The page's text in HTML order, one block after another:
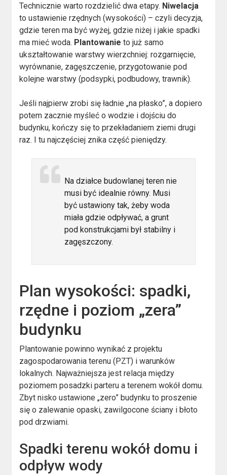
Technicznie warto rozdzielić dwa etapy. Niwelacja
to ustawienie rzędnych (wysokości) – czyli decyzja,
gdzie teren ma być wyżej, gdzie niżej i jakie spadki
ma mieć woda. Plantowanie to już samo
ukształtowanie warstwy wierzchniej: rozgarnięcie,
wyrównanie, zagęszczenie, przygotowanie pod
kolejne warstwy (podsypki, podbudowy, trawnik).
Jeśli najpierw zrobi się ładnie „na płasko”, a dopiero
potem zacznie myśleć o wodzie i dojściu do
budynku, kończy się to przekładaniem ziemi drugi
raz. I tu najczęściej znika część pieniędzy.
Na działce budowlanej teren nie
musi być idealnie równy. Musi
być ustawiony tak, żeby woda
miała gdzie odpływać, a grunt
pod konstrukcjami był stabilny i
zagęszczony.
Plan wysokości: spadki,
rzędne i poziom „zera”
budynku
Plantowanie powinno wynikać z projektu
zagospodarowania terenu (PZT) i warunków
lokalnych. Najważniejsza jest relacja między
poziomem posadzki parteru a terenem wokół domu.
Zbyt nisko ustawione „zero” budynku to proszenie
się o zalewanie opaski, zawilgocone ściany i błoto
pod drzwiami.
Spadki terenu wokół domu i
odpływ wody